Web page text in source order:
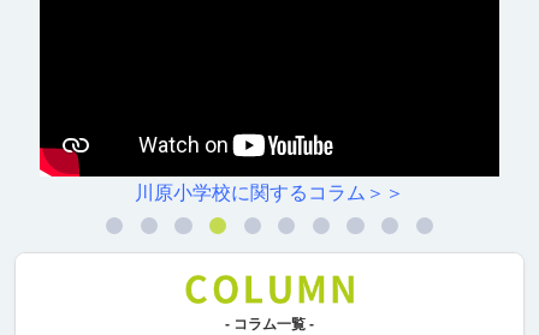
川原小学校に関するコラム＞＞
- コラム一覧 -